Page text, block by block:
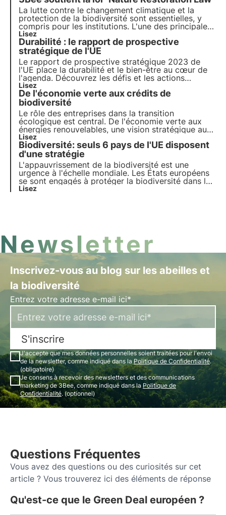
biodiversité pour le bien-être des personnes, du
climat et de la planète.
La lutte contre le changement climatique et la
protection de la biodiversité sont essentielles, y
compris pour les institutions. L'une des principales
initiatives est le "Green Deal" de l'UE, une feuille de
route complète pour une croissance durable.
Lisez
Durabilité : le rapport de prospective
stratégique de l'UE
Le rapport de prospective stratégique 2023 de
l'UE place la durabilité et le bien-être au cœur de
l'agenda. Découvrez les défis et les actions
concrètes proposées pour promouvoir une
transition vers un avenir plus durable et comment
3Bee s'inscrit dans ce contexte avec le projet
Oasis.
Lisez
De l'économie verte aux crédits de
biodiversité
Le rôle des entreprises dans la transition
écologique est central. De l'économie verte aux
énergies renouvelables, une vision stratégique au
service de l'environnement s'impose de plus en
plus. C'est dans ce contexte qu'interviennent les
crédits de biodiversité, un nouvel outil essentiel
pour les entreprises.
Lisez
Biodiversité: seuls 6 pays de l'UE disposent
d'une stratégie
L'appauvrissement de la biodiversité est une
urgence à l'échelle mondiale. Les États européens
se sont engagés à protéger la biodiversité dans la
stratégie de l'UE en faveur de la biodiversité à
Lisez
Newsletter
Inscrivez-vous au blog sur les abeilles et
la biodiversité
Entrez votre adresse e-mail ici*
S'inscrire
J'accepte que mes données personnelles soient traitées pour l'envoi
de la newsletter, comme indiqué dans la Politique de Confidentialité.
(obligatoire)
Je consens à recevoir des newsletters et des communications
marketing de 3Bee, comme indiqué dans la Politique de
Confidentialité. (optionnel)
Questions Fréquentes
Vous avez des questions ou des curiosités sur cet
article ? Vous trouverez ici des éléments de réponse
Qu'est-ce que le Green Deal européen ?